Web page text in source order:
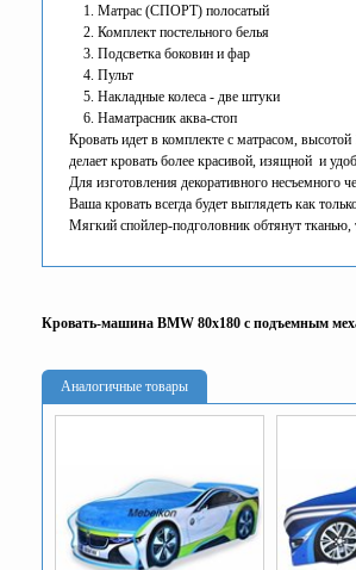
Матрас (СПОРТ) полосатый
Комплект постельного белья
Подсветка боковин и фар
Пульт
Накладные колеса - две штуки
Наматрасник аква-стоп
Кровать идет в комплекте с матрасом,
делает кровать более красивой, изящной и
Для изготовления декоративного несъемного
Ваша кровать всегда будет выглядеть как
Мягкий спойлер-подголовник обтянут
Кровать-машина BMW 80х180 с подъемным
Аналогичные товары